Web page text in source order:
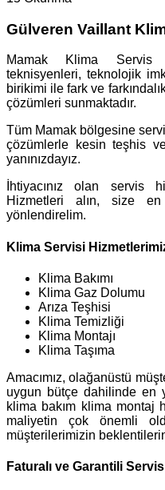
Gülveren Vaillant
Mamak Klima Servis
teknisyenleri, teknolojik
birikimi ile fark ve
çözümleri sunmaktadır.
Tüm Mamak bölgesine
çözümlerle kesin teşhis
yanınızdayız.
İhtiyacınız olan servis
Hizmetleri alın, size
yönlendirelim.
Klima Servisi
Klima Bakımı
Klima Gaz Dolumu
Arıza Teşhisi
Klima Temizliği
Klima Montajı
Klima Taşıma
Amacımız, olağanüstü
uygun bütçe dahilinde en
klima bakım klima montaj
maliyetin çok önemli
müşterilerimizin
Faturalı ve Garantili